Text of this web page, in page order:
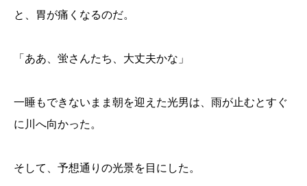
と、胃が痛くなるのだ。
「ああ、蛍さんたち、大丈夫かな」
一睡もできないまま朝を迎えた光男は、雨が止むとすぐ
に川へ向かった。
そして、予想通りの光景を目にした。